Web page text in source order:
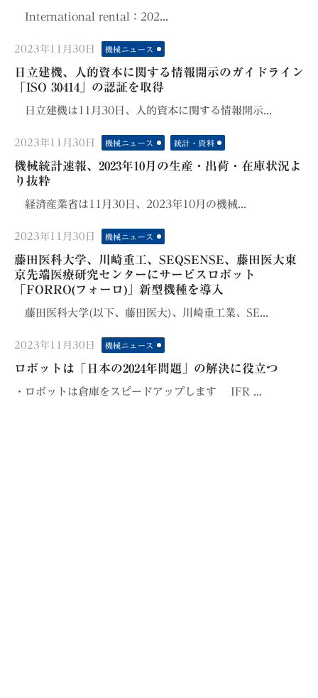
International rental：202...
Posted
on
2023年11月30日 機械ニュース
日立建機、人的資本に関する情報開示のガイドライン
「ISO 30414」の認証を取得
日立建機は11月30日、人的資本に関する情報開示...
Posted
on
2023年11月30日 機械ニュース 統計・資料
機械統計速報、2023年10月の生産・出荷・在庫状況よ
り抜粋
経済産業省は11月30日、2023年10月の機械...
Posted
on
2023年11月30日 機械ニュース
藤田医科大学、川崎重工、SEQSENSE、藤田医大東
京先端医療研究センターにサービスロボット
「FORRO(フォーロ)」新型機種を導入
藤田医科大学(以下、藤田医大)、川崎重工業、SE...
Posted
2023年11月30日 機械ニュース
ロボットは「日本の2024年問題」の解決に役立つ
・ロボットは倉庫をスピードアップします IFR ...